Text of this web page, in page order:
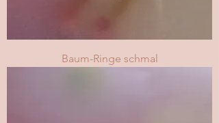
Baum-Ringe schmal